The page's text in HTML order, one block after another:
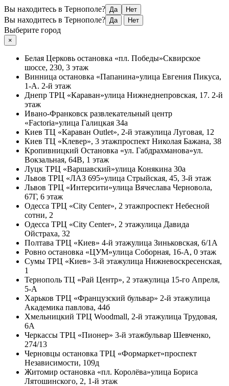
Вы находитесь в Тернополе? Да Нет
Вы находитесь в Тернополе? Да Нет
Выберите город
×
Белая Церковь остановка «пл. Победы»Сквирское
шоссе, 230, 3 этаж
Винница остановка «Папанина»улица Евгения Пикуса,
1-А. 2-й этаж
Днепр ТРЦ «Караван»улица Нижнеднепровская, 17. 2-й
этаж
Ивано-Франковск развлекательный центр
«Factoria»улица Галицкая 34а
Киев ТЦ «Караван Outlet», 2-й этажулица Луговая, 12
Киев ТЦ «Клевер», 3 этажпроспект Николая Бажана, 38
Кропивницкий Остановка «ул. Габдрахманова»ул.
Вокзальная, 64В, 1 этаж
Луцк ТРЦ «Варшавский»улица Конякина 30а
Львов ТРЦ «ЛАЗ 695»улица Стрыйская, 45, 3-й этаж
Львов ТРЦ «Интерсити»улица Вячеслава Черновола,
67Г, 6 этаж
Одесса ТРЦ «City Center», 2 этажпроспект Небесной
сотни, 2
Одесса ТРЦ «City Center», 2 этажулица Давида
Ойстраха, 32
Полтава ТРЦ «Киев» 4-й этажулица Зиньковская, 6/1А
Ровно остановка «ЦУМ»улица Соборная, 16-А, 0 этаж
Сумы ТРЦ «Киев» 3-й этажулица Нижневоскресенская,
1
Тернополь ТЦ «Рай Центр», 2 этажулица 15-го Апреля,
5-А
Харьков ТРЦ «Французский бульвар» 2-й этажулица
Академика павлова, 44б
Хмельницкий ТРЦ Woodmall, 2-й этажулица Трудовая,
6А
Черкассы ТРЦ «Пионер» 3-й этажбульвар Шевченко,
274/13
Черновцы остановка ТРЦ «Формаркет»проспект
Независимости, 109д
Житомир остановка «пл. Королёва»улица Бориса
Лятошинского, 2, 1-й этаж